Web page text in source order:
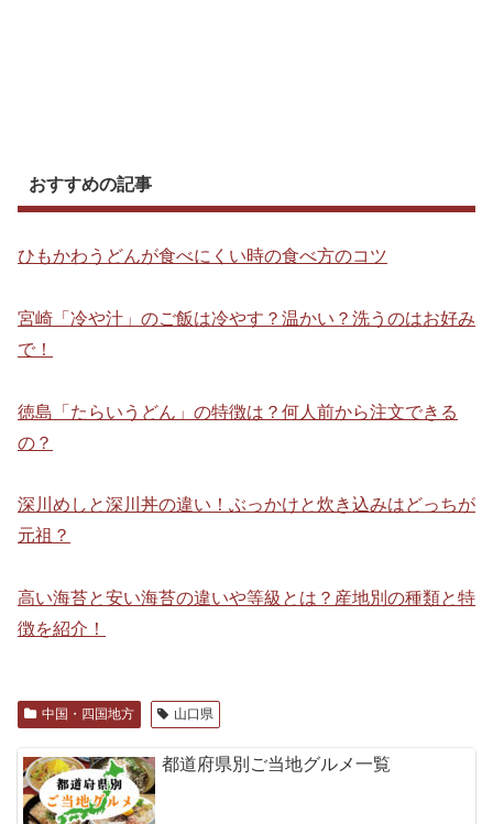
おすすめの記事
ひもかわうどんが食べにくい時の食べ方のコツ
宮崎「冷や汁」のご飯は冷やす？温かい？洗うのはお好み
で！
徳島「たらいうどん」の特徴は？何人前から注文できる
の？
深川めしと深川丼の違い！ぶっかけと炊き込みはどっちが
元祖？
高い海苔と安い海苔の違いや等級とは？産地別の種類と特
徴を紹介！
中国・四国地方 山口県
都道府県別ご当地グルメ一覧